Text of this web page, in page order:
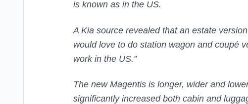
is known as in the US.
A Kia source revealed that an estate
would love to do station wagon and coupé
work in the US.”
The new Magentis is longer, wider and
significantly increased both cabin and